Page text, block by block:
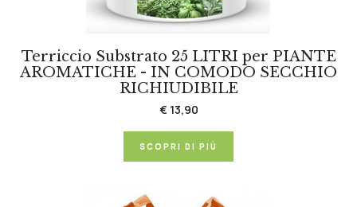
Terriccio Substrato 25 LITRI per PIANTE
AROMATICHE - IN COMODO SECCHIO
RICHIUDIBILE
€ 13,90
SCOPRI DI PIÙ